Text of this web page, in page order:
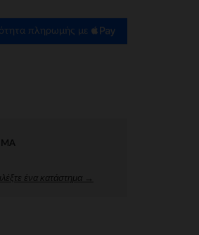
πληρωμής με
ένα κατάστημα →